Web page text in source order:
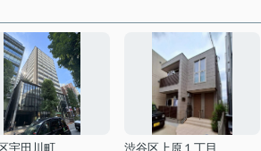
宇田川町
渋谷区上原１丁目